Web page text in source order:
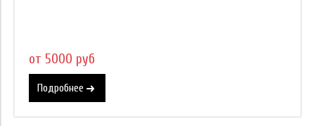
от 5000 руб
Подробнее